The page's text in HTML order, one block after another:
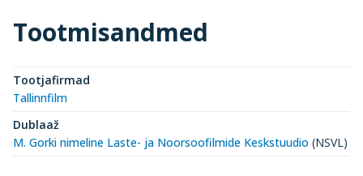
Tootmisandmed
Tootjafirmad
Tallinnfilm
Dublaaž
M. Gorki nimeline Laste- ja Noorsoofilmide Keskstuudio (NSVL)